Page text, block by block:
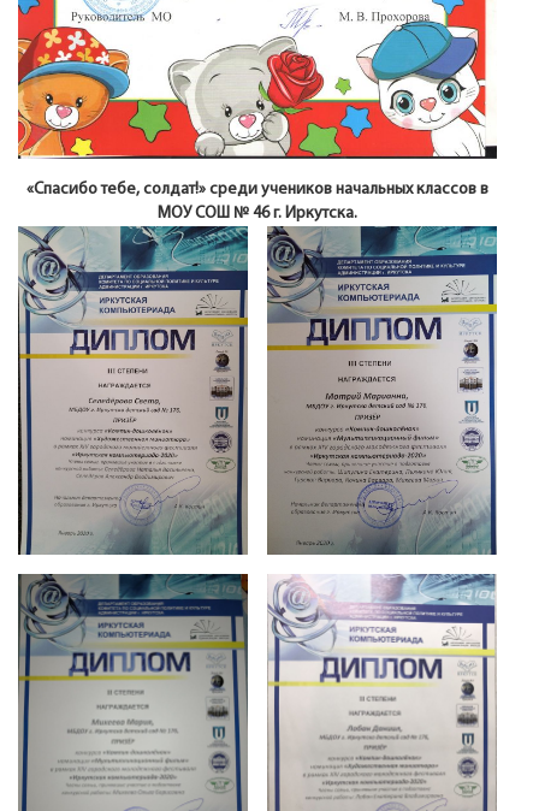
«Спасибо тебе, солдат!» среди учеников начальных классов в
МОУ СОШ № 46 г. Иркутска.